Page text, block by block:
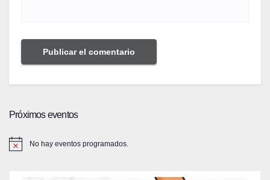
Próximos eventos
No hay eventos programados.